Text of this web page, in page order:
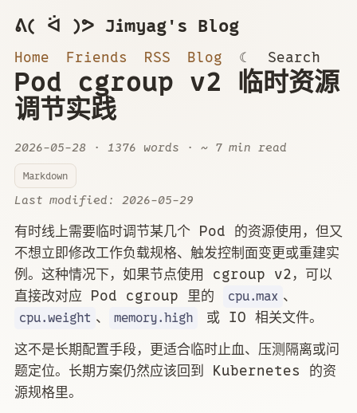
ᕕ( ᐛ )ᕗ Jimyag's Blog
Home Friends RSS Blog ☾ Search
Pod cgroup v2 临时资源
调节实践
2026-05-28 · 1376 words · ~ 7 min read
Markdown
Last modified: 2026-05-29
有时线上需要临时调节某几个 Pod 的资源使用，但又
不想立即修改工作负载规格、触发控制面变更或重建实
例。这种情况下，如果节点使用 cgroup v2，可以
直接改对应 Pod cgroup 里的
cpu.max 、
cpu.weight 、 memory.high
或 IO 相关文件。
这不是长期配置手段，更适合临时止血、压测隔离或问
题定位。长期方案仍然应该回到 Kubernetes 的资
源规格里。